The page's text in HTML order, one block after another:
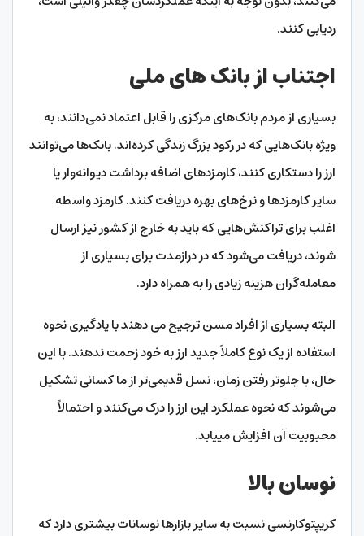
ردیابی کنند.
اجتناب از بانک های ملی
بسیاری از مردم بانک‌های مرکزی را قابل اعتماد نمی‌دانند، به
ویژه بانک‌هایی که در رکود بزرگ زندگی کرده‌اند. بانک‌ها می‌توانند
ارز را دستکاری کنند، کارمزدهای اضافه برداشت دیوانه‌وار یا
سایر کارمزدها و نرخ‌های بهره دریافت کنند. کارمزد واسطه
اغلب برای تراکنش‌هایی که باید به خارج از کشور نیز ارسال
شوند، دریافت می‌شود که در درازمدت برای بسیاری از
معامله‌گران هزینه زیادی را به همراه دارد.
البته بسیاری از افراد مسن ترجیح می دهند با یادگیری نحوه
استفاده از یک نوع کاملاً جدید ارز به خود زحمت ندهند. با این
حال، با جلوتر رفتن زمان، نسل قدیمی‌تر از ما کسانی تشکیل
می‌شوند که نحوه عملکرد این ارز را درک می‌کنند و احتمالاً
محبوبیت آن افزایش مییابد.
نوسان بالا
کریپتوکارنسی نسبت به سایر بازارها نوسانات بیشتری دارد که